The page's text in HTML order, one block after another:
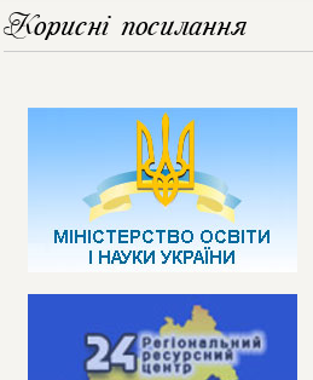
Корисні посилання